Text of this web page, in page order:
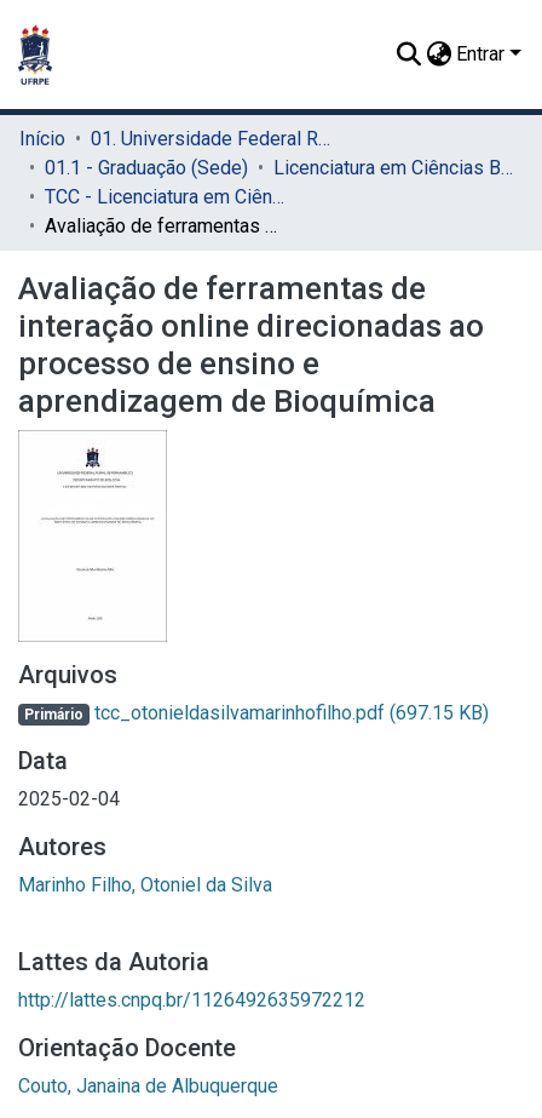
Entrar
Início
01. Universidade Federal Rural de Pernambuco - UFRPE (Sede)
01.1 - Graduação (Sede)
Licenciatura em Ciências Biológicas (Sede)
TCC - Licenciatura em Ciências Biológicas (Sede)
Avaliação de ferramentas de interação online direcionadas ao processo de ensino e aprendizagem de Bioquímica
Avaliação de ferramentas de
interação online direcionadas ao
processo de ensino e
aprendizagem de Bioquímica
Arquivos
Primário tcc_otonieldasilvamarinhofilho.pdf (697.15 KB)
Data
2025-02-04
Autores
Marinho Filho, Otoniel da Silva
Lattes da Autoria
http://lattes.cnpq.br/1126492635972212
Orientação Docente
Couto, Janaina de Albuquerque